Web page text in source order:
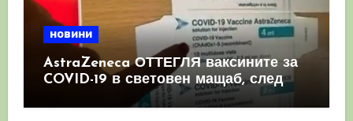
новини
AstraZeneca ОТТЕГЛЯ ваксините за
COVID-19 в световен мащаб, след
като призна, че те причиняват
КРЪВНИ съсиреци